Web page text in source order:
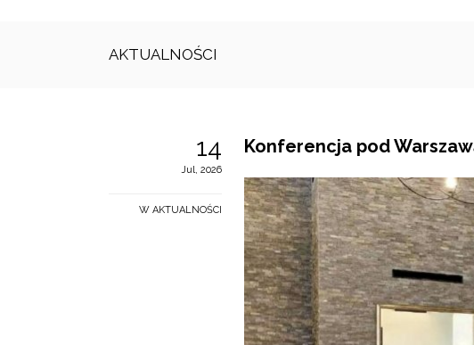
AKTUALNOŚCI
14
Jul, 2026
W AKTUALNOŚCI
Konferencja pod